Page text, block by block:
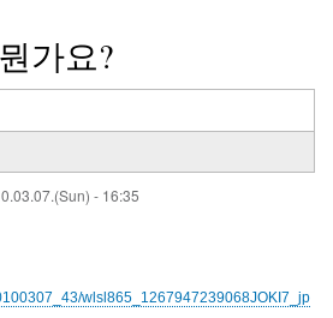
가요?
- 16:35
wlsl865_1267947239068JOKI7_jp